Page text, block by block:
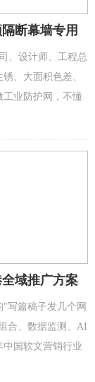
断幕墙专用
、设计师、工程总
、大面积色差、
工业防护网，不懂
度、透...
域推广方案
写篇稿子发几个网
合、数据监测、AI
中国软文营销行业
，...